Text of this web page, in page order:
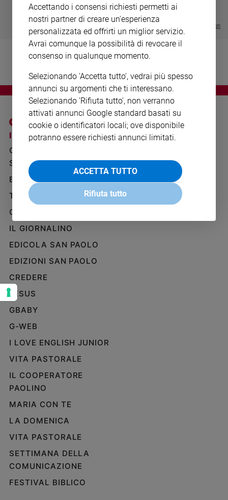
Volontariato
Diritti
Aziende
di
valore
settimana
Migranti
Diversità
inclusione
Costume
Cultura
e
Sanremo
2026
Cinema,
e
streaming
Arte
Famiglia
educazione
Genitori
figli
Coppia
- VOL DA 1 AL 5
Visualizza tutte le collection
I SITI SAN PAOLO
GRUPPO EDITORIALE
SAN PAOLO
BENESSERE
TELENOVA
GAZZETTA D'ALBA
IL GIORNALINO
EDICOLA SAN PAOLO
EDIZIONI SAN PAOLO
CREDERE
JESUS
GBABY
G-WEB
I LOVE ENGLISH JUNIOR
VITA PASTORALE
IL COOPERATORE
PAOLINO
MARIA CON TE
LA DOMENICA
VITA PASTORALE
SETTIMANA DELLA
COMUNICAZIONE
FESTIVAL BIBLICO
NOTE LEGALI
INFORMATIVA
WHISTLEBLOWING
SOCIAL
Accettando i consensi richiesti permetti ai
nostri partner di creare un'esperienza
personalizzata ed offrirti un miglior servizio.
Avrai comunque la possibilità di revocare il
consenso in qualunque momento.
Selezionando 'Accetta tutto', vedrai più spesso
annunci su argomenti che ti interessano.
Selezionando 'Rifiuta tutto', non verranno
attivati annunci Google standard basati su
cookie o identificatori locali; ove disponibile
potranno essere richiesti annunci limitati.
ACCETTA TUTTO
Rifiuta tutto